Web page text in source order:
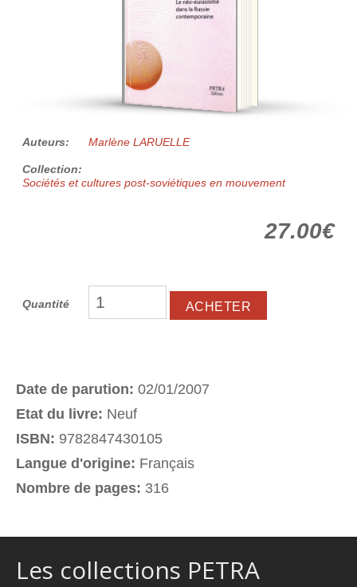
Auteurs: Marlène LARUELLE
Collection:
Sociétés et cultures post-soviétiques en mouvement
27.00€
Quantité
Date de parution: 02/01/2007
Etat du livre: Neuf
ISBN: 9782847430105
Langue d'origine: Français
Nombre de pages: 316
Les collections PETRA